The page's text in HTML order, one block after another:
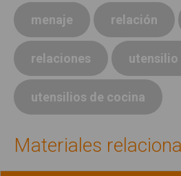
menaje relación
relaciones utensilio
utensilios de cocina
Materiales